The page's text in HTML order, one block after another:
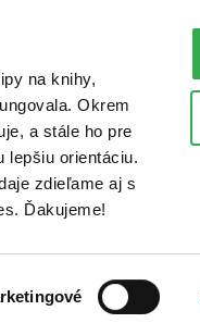
na knihy,
Okrem
a stále ho pre
lepšiu orientáciu.
zdieľame aj s
Ďakujeme!